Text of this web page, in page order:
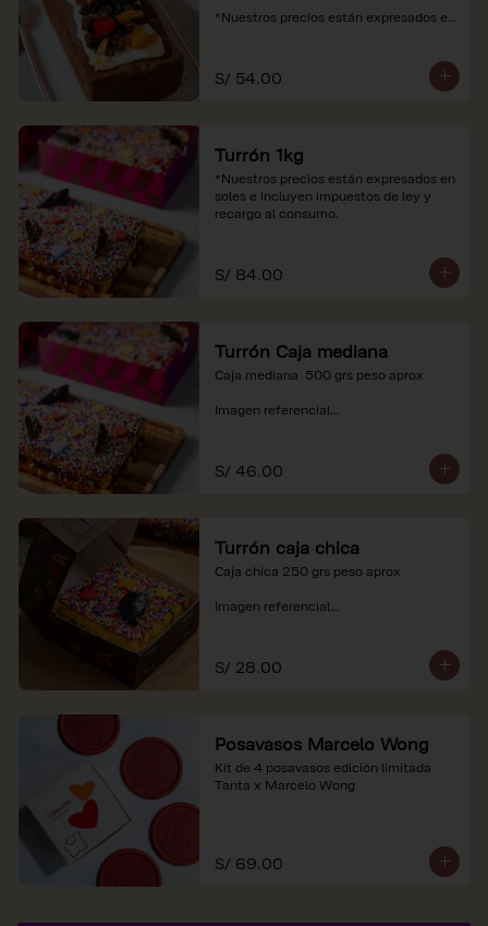
*Nuestros precios están expresados en
S/ 54.00
Turrón 1kg
*Nuestros precios están expresados en
soles e incluyen impuestos de ley y
recargo al consumo.
S/ 84.00
Turrón Caja mediana
Caja mediana  500 grs peso aprox
Imagen referencial
soles e incluyen impuestos de ley y
recargo al consumo.
S/ 46.00
Turrón caja chica
Caja chica 250 grs peso aprox
Imagen referencial
soles e incluyen impuestos de ley y
recargo al consumo.
S/ 28.00
Posavasos Marcelo Wong
Kit de 4 posavasos edición limitada
Tanta x Marcelo Wong
S/ 69.00